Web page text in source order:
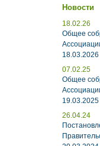
Новости
18.02.26
Общее
18.03.2026
07.02.25
Общее
19.03.2025
26.04.24